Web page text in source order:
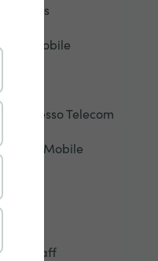
E-Plus
Eir Mobile
Expresso Telecom
FlashMobile
giffgaff